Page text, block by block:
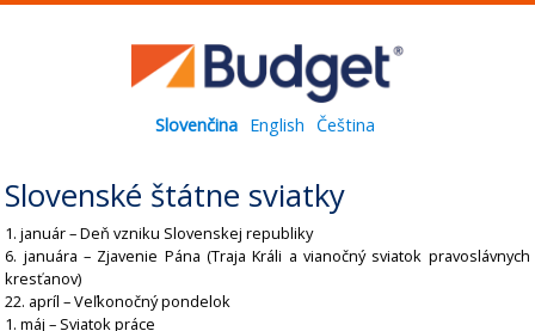
Slovenčina English Čeština
Slovenské štátne sviatky
1. január – Deň vzniku Slovenskej republiky
6. januára – Zjavenie Pána (Traja Králi a vianočný sviatok pravoslávnych
kresťanov)
22. apríl – Veľkonočný pondelok
1. máj – Sviatok práce